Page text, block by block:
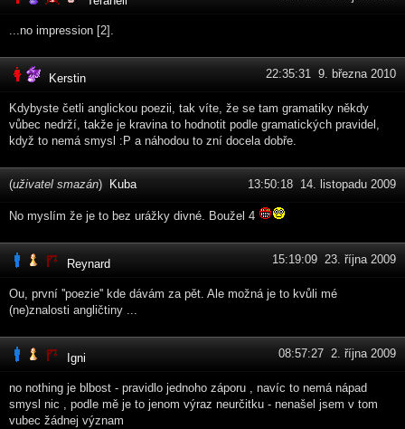
...no impression [2].
Kerstin 22:35:31 9. března 2010
Kdybyste četli anglickou poezii, tak víte, že se tam gramatiky někdy
vůbec nedrží, takže je kravina to hodnotit podle gramatických pravidel,
když to nemá smysl :P a náhodou to zní docela dobře.
(uživatel smazán) Kuba 13:50:18 14. listopadu 2009
No myslím že je to bez urážky divné. Boužel 4
Reynard 15:19:09 23. října 2009
Ou, první ''poezie'' kde dávám za pět. Ale možná je to kvůli mé
(ne)znalosti angličtiny ...
Igni 08:57:27 2. října 2009
no nothing je blbost - pravidlo jednoho záporu , navíc to nemá nápad
smysl nic , podle mě je to jenom výraz neurčitku - nenašel jsem v tom
vubec žádnej význam